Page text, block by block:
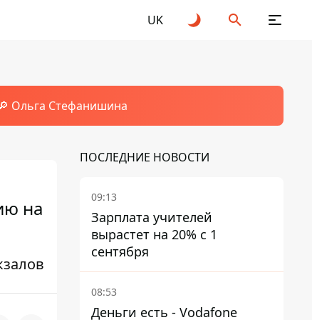
UK
Ольга Стефанишина
на
ПОСЛЕДНИЕ НОВОСТИ
09:13
Зарплата учителей
вырастет на 20% с 1
сентября
08:53
Деньги есть - Vodafone